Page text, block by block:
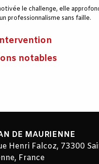
le challenge, elle
professionnalisme sans faille.
notables
DE MAURIENNE
Henri Falcoz, 73300
France